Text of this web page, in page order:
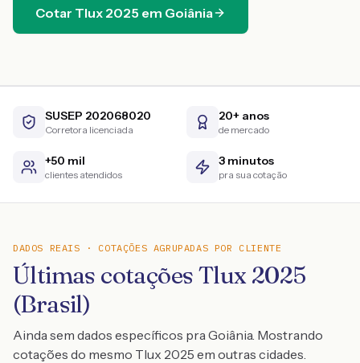
Cotar Tlux 2025 em Goiânia
SUSEP 202068020
Corretora licenciada
20+ anos
de mercado
+50 mil
clientes atendidos
3 minutos
pra sua cotação
DADOS REAIS · COTAÇÕES AGRUPADAS POR CLIENTE
Últimas cotações Tlux 2025
(Brasil)
Ainda sem dados específicos pra Goiânia. Mostrando
cotações do mesmo Tlux 2025 em outras cidades.